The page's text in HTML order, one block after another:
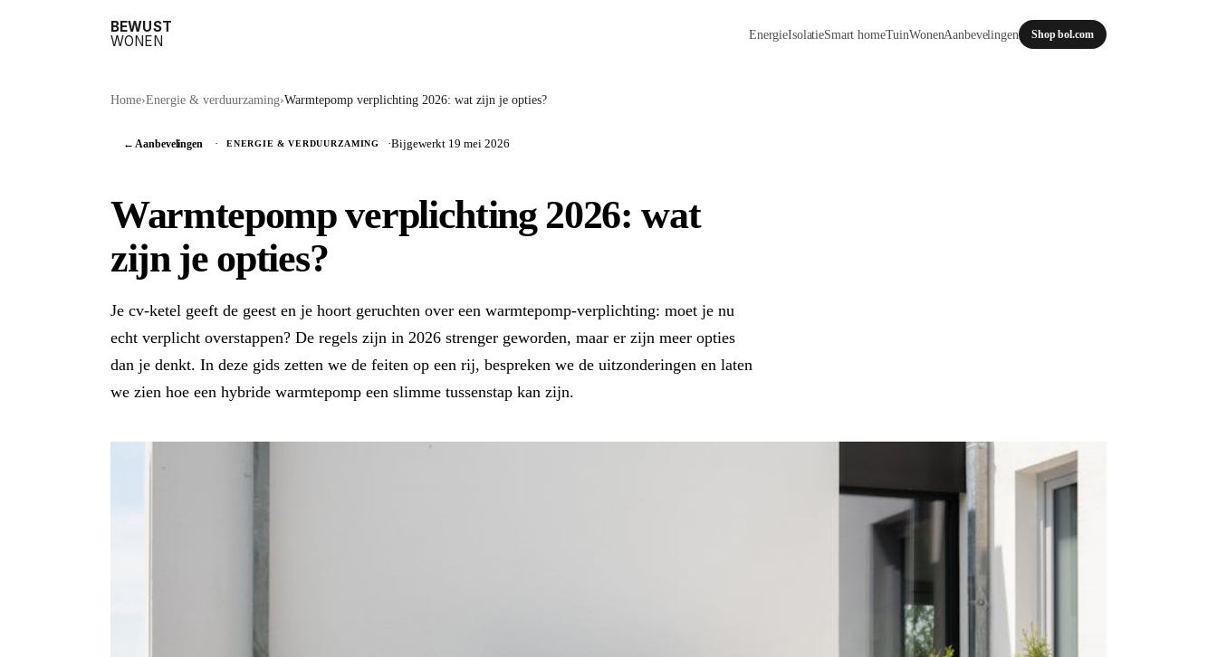
BEWUST
WONEN
EnergieIsolatieSmart homeTuinWonenAanbevelingen Shop bol.com
Home›Energie & verduurzaming›Warmtepomp verplichting 2026: wat zijn je opties?
← Aanbevelingen · ENERGIE & VERDUURZAMING ·Bijgewerkt 19 mei 2026
Warmtepomp verplichting 2026: wat
zijn je opties?
Je cv-ketel geeft de geest en je hoort geruchten over een warmtepomp-verplichting: moet je nu
echt verplicht overstappen? De regels zijn in 2026 strenger geworden, maar er zijn meer opties
dan je denkt. In deze gids zetten we de feiten op een rij, bespreken we de uitzonderingen en laten
we zien hoe een hybride warmtepomp een slimme tussenstap kan zijn.